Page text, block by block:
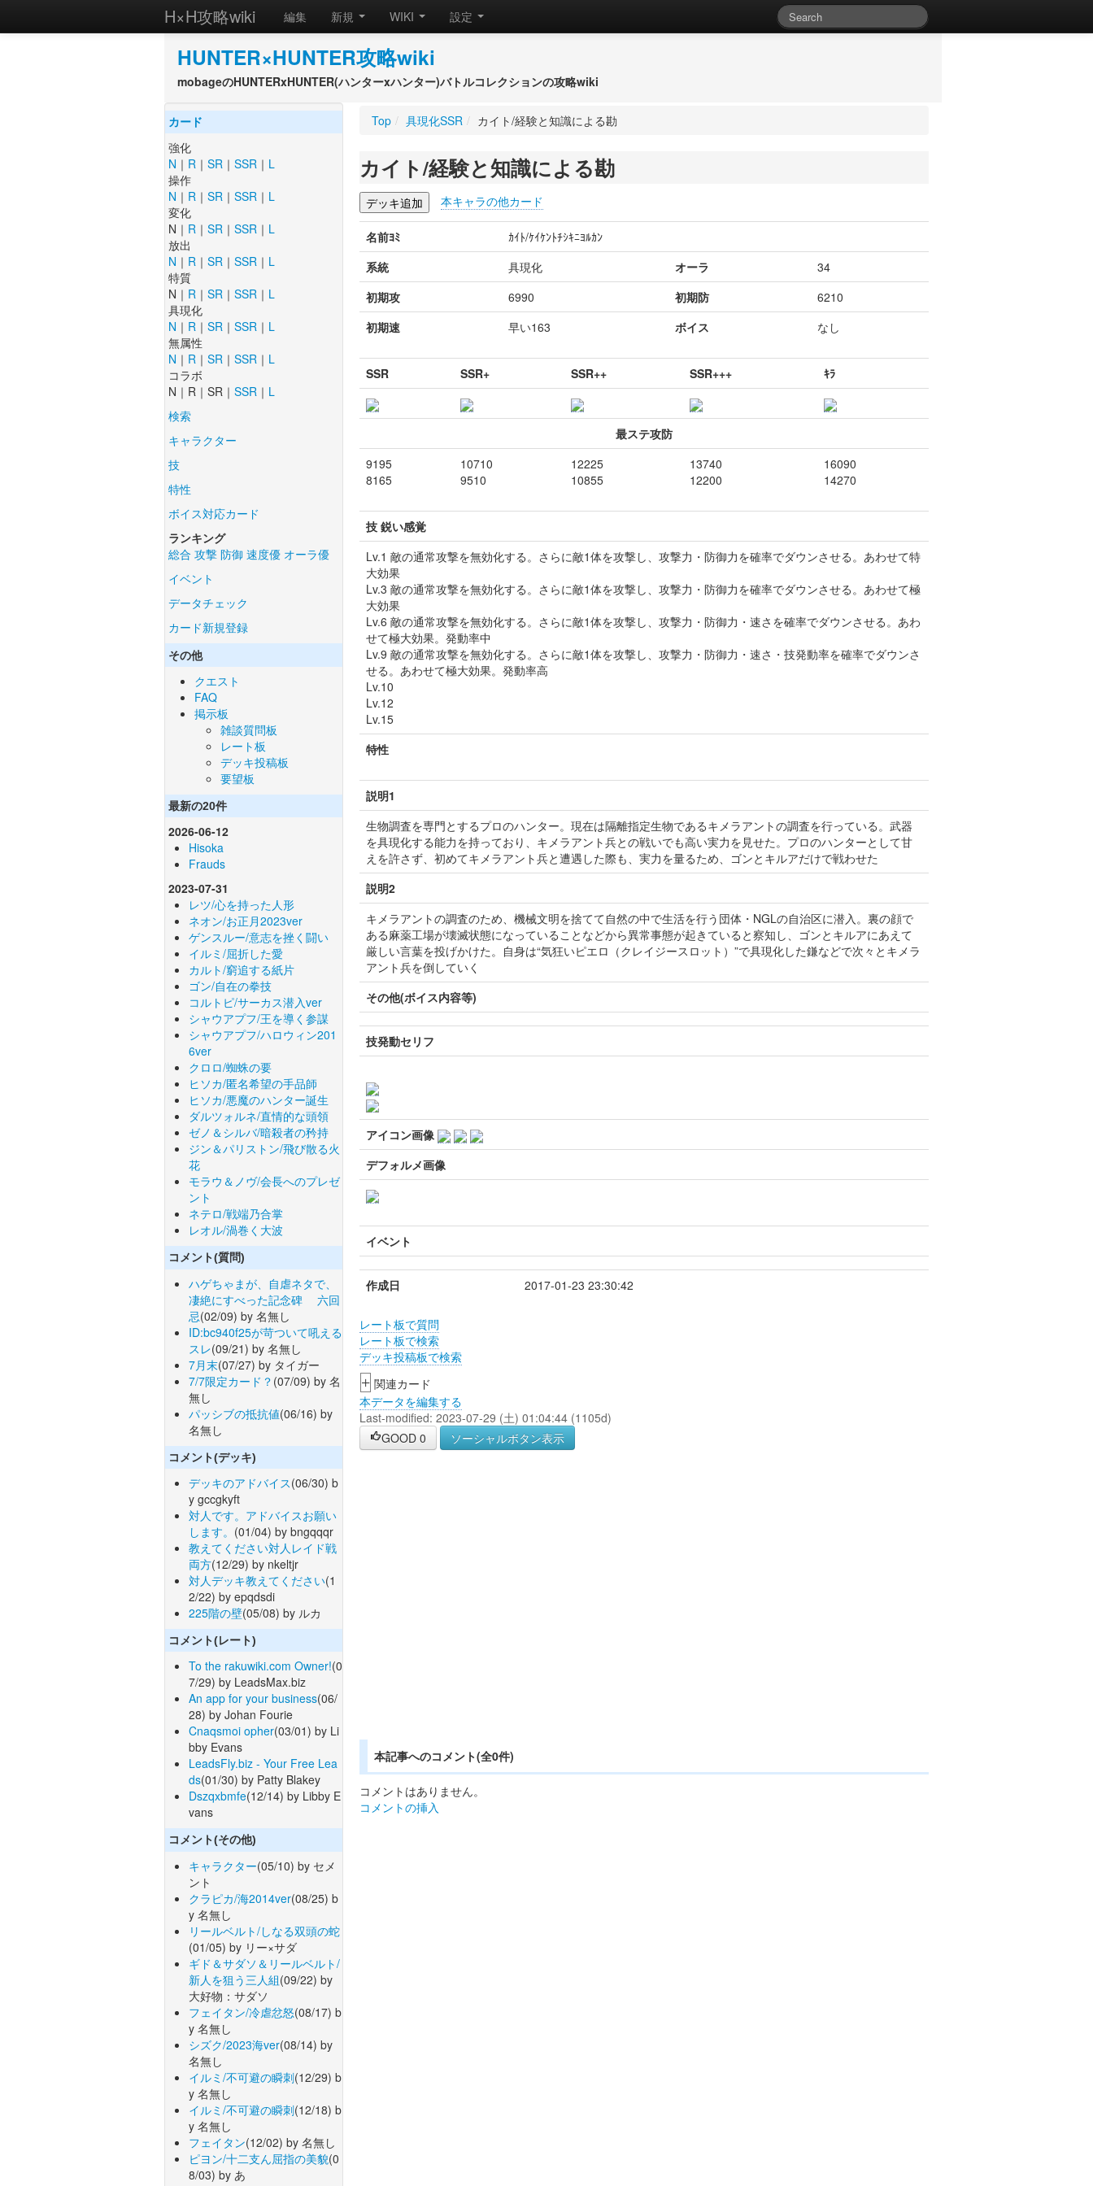
H×H攻略wiki 編集 新規 WIKI 設定
HUNTER×HUNTER攻略wiki
mobageのHUNTERxHUNTER(ハンターxハンター)バトルコレクションの攻略wiki
カード
強化
N ｜ R ｜ SR ｜ SSR ｜ L
操作
N ｜ R ｜ SR ｜ SSR ｜ L
変化
N｜ R ｜ SR ｜ SSR ｜ L
放出
N ｜ R ｜ SR ｜ SSR ｜ L
特質
N｜ R ｜ SR ｜ SSR ｜ L
具現化
N ｜ R ｜ SR ｜ SSR ｜ L
無属性
N ｜ R ｜ SR ｜ SSR ｜ L
コラボ
N｜R｜SR｜ SSR ｜ L
検索
キャラクター
技
特性
ボイス対応カード
ランキング
総合 攻撃 防御 速度優 オーラ優
イベント
データチェック
カード新規登録
その他
クエスト
FAQ
掲示板
雑談質問板
レート板
デッキ投稿板
要望板
最新の20件
2026-06-12
Hisoka
Frauds
2023-07-31
レツ/心を持った人形
ネオン/お正月2023ver
ゲンスルー/意志を挫く闘い
イルミ/屈折した愛
カルト/窮追する紙片
ゴン/自在の拳技
コルトピ/サーカス潜入ver
シャウアプフ/王を導く参謀
シャウアプフ/ハロウィン201
6ver
クロロ/蜘蛛の要
ヒソカ/匿名希望の手品師
ヒソカ/悪魔のハンター誕生
ダルツォルネ/直情的な頭領
ゼノ＆シルバ/暗殺者の矜持
ジン＆パリストン/飛び散る火
花
モラウ＆ノヴ/会長へのプレゼ
ント
ネテロ/戦端乃合掌
レオル/渦巻く大波
コメント(質問)
ハゲちゃまが、自虐ネタで、
凄絶にすべった記念碑 六回
忌(02/09) by 名無し
ID:bc940f25が苛ついて吼える
スレ(09/21) by 名無し
7月末(07/27) by タイガー
7/7限定カード？ (07/09) by 名
無し
パッシブの抵抗値(06/16) by
名無し
コメント(デッキ)
デッキのアドバイス(06/30) b
y gccgkyft
対人です。アドバイスお願い
します。 (01/04) by bngqqqr
教えてください対人レイド戦
両方(12/29) by nkeltjr
対人デッキ教えてください(1
2/22) by epqdsdi
225階の壁(05/08) by ルカ
コメント(レート)
To the rakuwiki.com Owner!(0
7/29) by LeadsMax.biz
An app for your business(06/
28) by Johan Fourie
Cnaqsmoi opher(03/01) by Li
bby Evans
LeadsFly.biz - Your Free Lea
ds(01/30) by Patty Blakey
Dszqxbmfe(12/14) by Libby E
vans
コメント(その他)
キャラクター(05/10) by セメ
ント
クラピカ/海2014ver(08/25) b
y 名無し
リールベルト/しなる双頭の蛇
(01/05) by リー×サダ
ギド＆サダソ＆リールベルト/
新人を狙う三人組(09/22) by
大好物：サダソ
フェイタン/冷虐忿怒(08/17) b
y 名無し
シズク/2023海ver(08/14) by
名無し
イルミ/不可避の瞬刺(12/29) b
y 名無し
イルミ/不可避の瞬刺(12/18) b
y 名無し
フェイタン(12/02) by 名無し
ピヨン/十二支ん屈指の美貌(0
8/03) by あ
Top / 具現化SSR / カイト/経験と知識による勘
カイト/経験と知識による勘
本キャラの他カード
名前ﾖﾐ
ｶｲﾄ/ｹｲｹﾝﾄﾁｼｷﾆﾖﾙｶﾝ
系統
具現化 オーラ
34
初期攻
6990 初期防
6210
初期速
早い163 ボイス なし
SSR SSR+ SSR++ SSR+++ ｷﾗ
最ステ攻防
9195
8165
10710
9510
12225
10855
13740
12200
16090
14270
技 鋭い感覚
Lv.1 敵の通常攻撃を無効化する。さらに敵1体を攻撃し、攻撃力・防御力を確率でダウンさせる。あわせて特
大効果
Lv.3 敵の通常攻撃を無効化する。さらに敵1体を攻撃し、攻撃力・防御力を確率でダウンさせる。あわせて極
大効果
Lv.6 敵の通常攻撃を無効化する。さらに敵1体を攻撃し、攻撃力・防御力・速さを確率でダウンさせる。あわ
せて極大効果。発動率中
Lv.9 敵の通常攻撃を無効化する。さらに敵1体を攻撃し、攻撃力・防御力・速さ・技発動率を確率でダウンさ
せる。あわせて極大効果。発動率高
Lv.10
Lv.12
Lv.15
特性
説明1
生物調査を専門とするプロのハンター。現在は隔離指定生物であるキメラアントの調査を行っている。武器
を具現化する能力を持っており、キメラアント兵との戦いでも高い実力を見せた。プロのハンターとして甘
えを許さず、初めてキメラアント兵と遭遇した際も、実力を量るため、ゴンとキルアだけで戦わせた
説明2
キメラアントの調査のため、機械文明を捨てて自然の中で生活を行う団体・NGLの自治区に潜入。裏の顔で
ある麻薬工場が壊滅状態になっていることなどから異常事態が起きていると察知し、ゴンとキルアにあえて
厳しい言葉を投げかけた。自身は“気狂いピエロ（クレイジースロット）”で具現化した鎌などで次々とキメラ
アント兵を倒していく
その他(ボイス内容等)
技発動セリフ
アイコン画像
デフォルメ画像
イベント
作成日 2017-01-23 23:30:42
レート板で質問
レート板で検索
デッキ投稿板で検索
+ 関連カード
本データを編集する
Last-modified: 2023-07-29 (土) 01:04:44 (1105d)
GOOD 0 ソーシャルボタン表示
本記事へのコメント(全0件)
コメントはありません。
コメントの挿入